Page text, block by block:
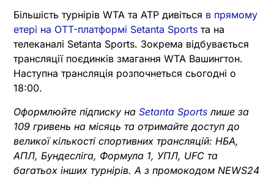
Більшість турнірів WTA та ATP дивіться в прямому
етері на OTT-платформі Setanta Sports та на
телеканалі Setanta Sports. Зокрема відбувається
трансляції поєдинків змагання WTA Вашингтон.
Наступна трансляція розпочнеться сьогодні о
18:00.
Оформлюйте підписку на Setanta Sports лише за
109 гривень на місяць та отримайте доступ до
великої кількості спортивних трансляцій: НБА,
АПЛ, Бундесліга, Формула 1, УПЛ, UFC та
багатьох інших турнірів. А з промокодом NEWS24